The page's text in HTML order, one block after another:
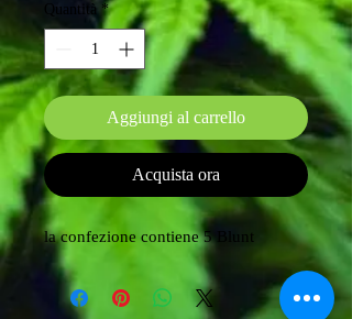
Quantità *
Aggiungi al carrello
Acquista ora
la confezione contiene 5 Blunt